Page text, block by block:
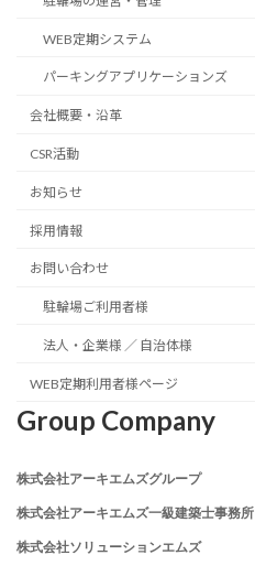
WEB定期システム
パーキングアプリケーションズ
会社概要・沿革
CSR活動
お知らせ
採用情報
お問い合わせ
駐輪場ご利用者様
法人・企業様 ／ 自治体様
WEB定期利用者様ページ
Group Company
株式会社アーキエムズグループ
株式会社アーキエムズ一級建築士事務所
株式会社ソリューションエムズ